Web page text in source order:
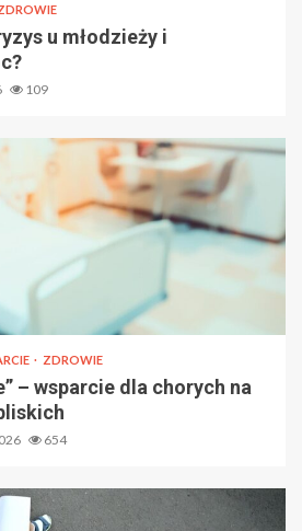
u młodzieży i
109
ZDROWIE
– wsparcie dla chorych na
654